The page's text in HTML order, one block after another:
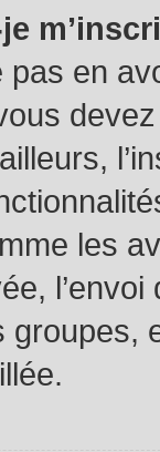
en
les
groupes,